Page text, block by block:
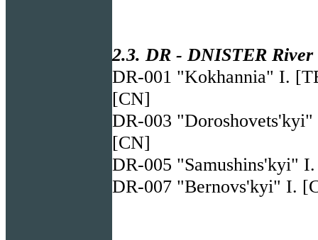
2.3. DR - DNISTER
DR-001 "Kokhannia" I.
[CN]
DR-003
[CN]
DR-005 "Samushins'kyi"
DR-007 "Bernovs'kyi" I.